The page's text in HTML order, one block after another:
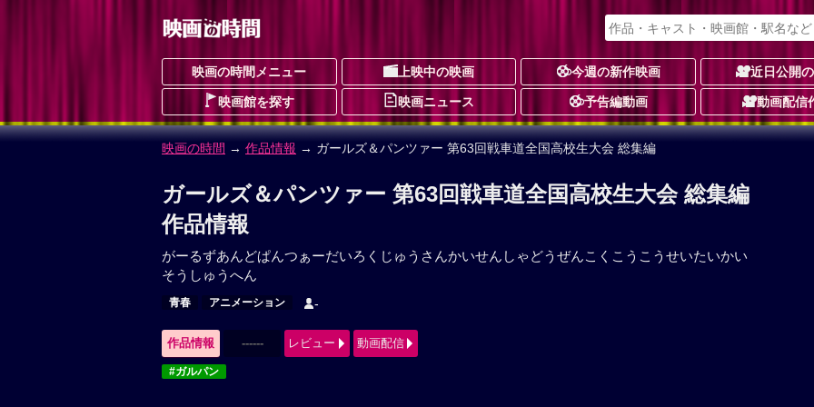
映画の時間メニュー 上映中の映画 今週の新作映画 近日公開
映画館を探す 映画ニュース 予告編動画 動画配信
映画の時間 → 作品情報 → ガールズ＆パンツァー 第63回戦車道全国高校生大会 総集編
ガールズ＆パンツァー 第63回戦車道全国高校生大会 総集編
作品情報
がーるずあんどぱんつぁーだいろくじゅうさんかいせんしゃどうぜんこくこうこうせいたいかい
そうしゅうへん
青春 アニメーション -
作品情報 ------ レビュー 動画配信
#ガルパン